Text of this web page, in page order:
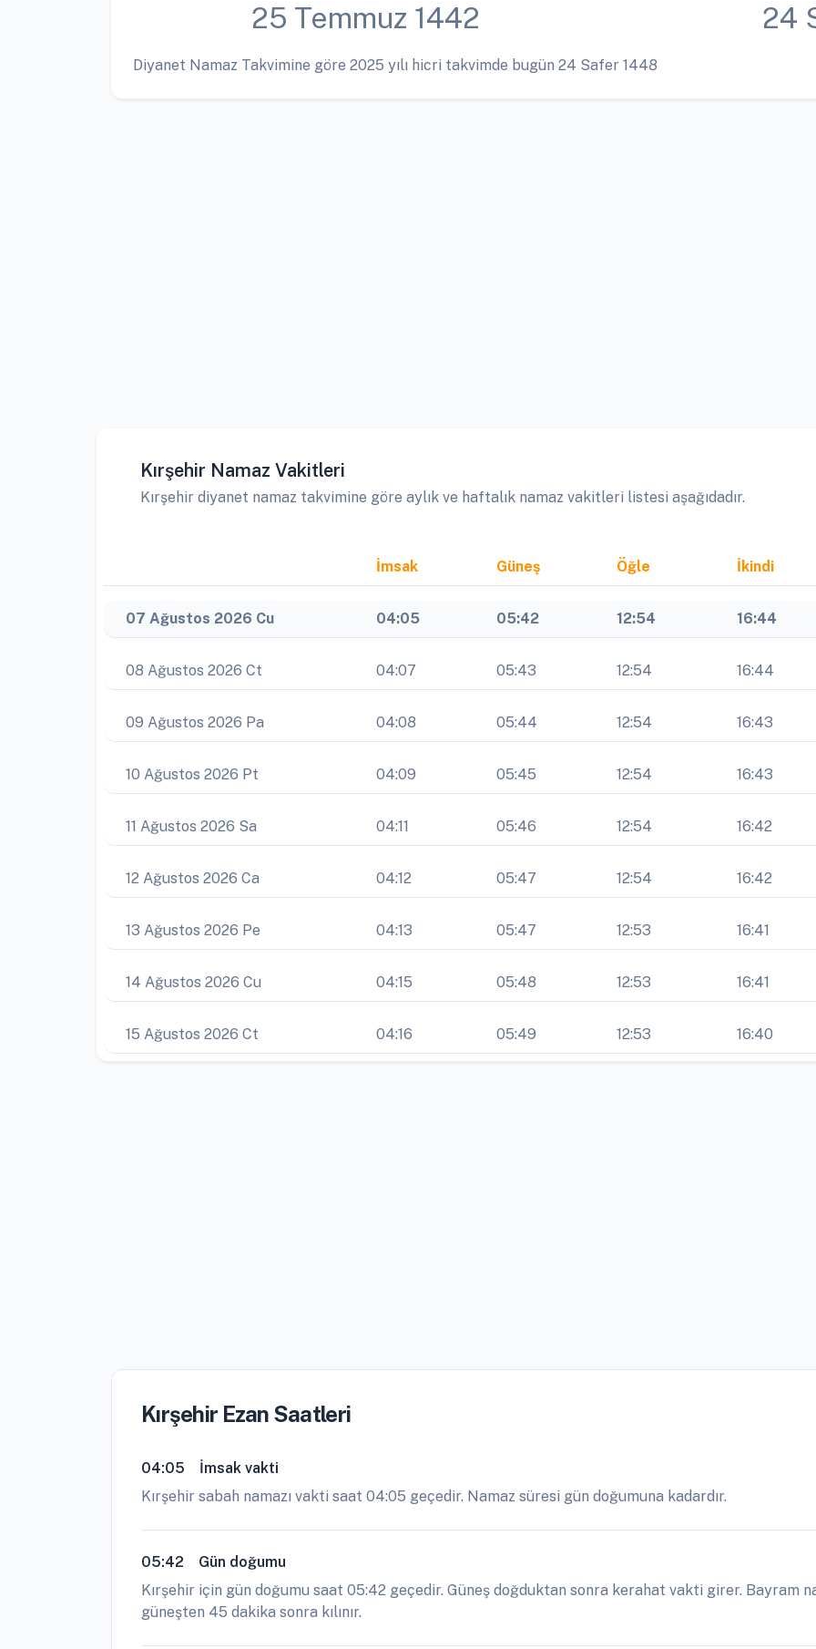
25 Temmuz 1442 24
Diyanet Namaz Takvimine göre 2025 yılı hicri takvimde bugün 24 Safer 1448
Kırşehir Namaz Vakitleri
Kırşehir diyanet namaz takvimine göre aylık ve haftalık namaz vakitleri listesi aşağıdadır.
İmsak Güneş Öğle İkindi
07 Ağustos 2026 Cu 04:05 05:42 12:54 16:44
08 Ağustos 2026 Ct 04:07 05:43 12:54 16:44
09 Ağustos 2026 Pa 04:08 05:44 12:54 16:43
10 Ağustos 2026 Pt 04:09 05:45 12:54 16:43
11 Ağustos 2026 Sa 04:11 05:46 12:54 16:42
12 Ağustos 2026 Ca 04:12 05:47 12:54 16:42
13 Ağustos 2026 Pe 04:13 05:47 12:53 16:41
14 Ağustos 2026 Cu 04:15 05:48 12:53 16:41
15 Ağustos 2026 Ct 04:16 05:49 12:53 16:40
Kırşehir Ezan Saatleri
04:05
İmsak vakti
Kırşehir sabah namazı vakti saat 04:05 geçedir. Namaz süresi gün doğumuna kadardır.
05:42
Gün doğumu
Kırşehir için gün doğumu saat 05:42 geçedir. Güneş doğduktan sonra kerahat vakti girer. Bayram
güneşten 45 dakika sonra kılınır.